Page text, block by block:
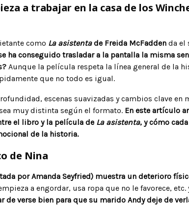
a trabajar en la casa de los
como La asistentade Freida McFadden da el
ha conseguido trasladar a la pantalla la misma
Aunque la película respeta la línea general de la
que no todo es igual.
escenas suavizadas y cambios clave en
muy distinta según el formato. En este artículo
el libro y la película de La asistenta, y cómo
de la historia.
de Nina
por Amanda Seyfried) muestra un deterioro
a engordar, usa ropa que no le favorece,
de verse bien para que su marido Andy deje de